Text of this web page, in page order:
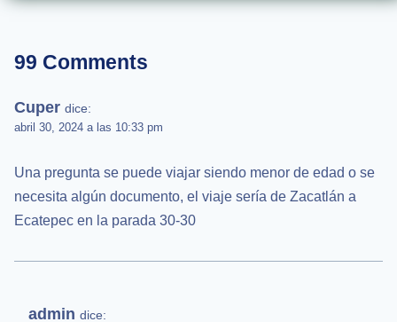
99 Comments
Cuper dice:
abril 30, 2024 a las 10:33 pm
Una pregunta se puede viajar siendo menor de edad o se
necesita algún documento, el viaje sería de Zacatlán a
Ecatepec en la parada 30-30
admin dice: